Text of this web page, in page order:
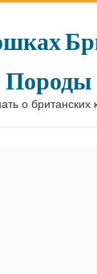
Породы
о британских